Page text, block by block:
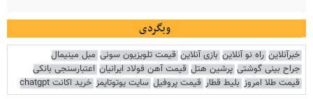
وبگردی
خبرآنلاین راه نو آنلاین بازی آنلاین قیمت تلویزیون سونی مبل مینیمال
جراح بینی گوشتی پرشین هتل قیمت آهن فولاد ایرانیان اعتبارسنجی بانکی
قیمت طلا امروز بلیط قطار قیمت پروفیل سایت یوتوتایمز خرید اکانت chatgpt